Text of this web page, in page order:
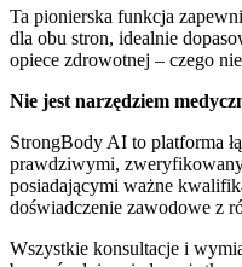
Ta pionierska funkcja
dla obu stron, idealnie
opiece zdrowotnej – czego
Nie jest narzędziem
StrongBody AI to platforma
prawdziwymi,
posiadającymi ważne
doświadczenie zawodowe z
Wszystkie konsultacje i